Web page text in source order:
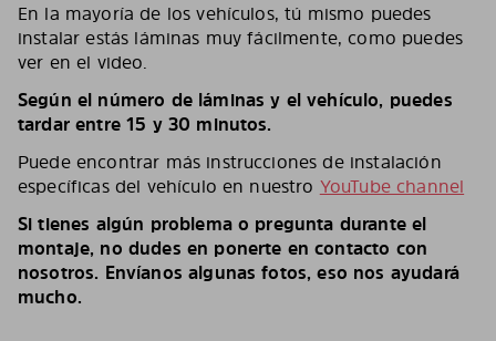
En la mayoría de los vehículos, tú mismo puedes
instalar estás láminas muy fácilmente, como puedes
ver en el video.
Según el número de láminas y el vehículo, puedes
tardar entre 15 y 30 minutos.
Puede encontrar más instrucciones de instalación
específicas del vehículo en nuestro YouTube channel
Si tienes algún problema o pregunta durante el
montaje, no dudes en ponerte en contacto con
nosotros. Envíanos algunas fotos, eso nos ayudará
mucho.